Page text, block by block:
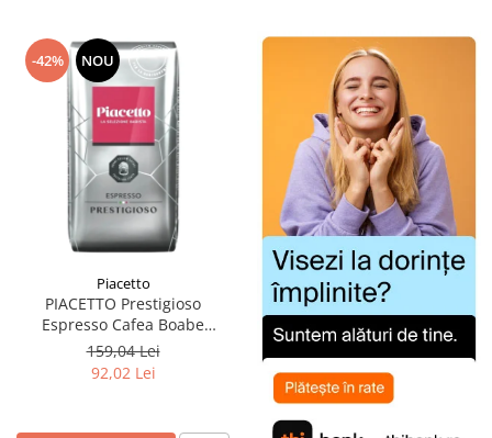
-42% NOU
Piacetto
PIACETTO Prestigioso
Espresso Cafea Boabe
Espresso 1kg - (TDV
14.09.2026)
159,04 Lei
92,02 Lei